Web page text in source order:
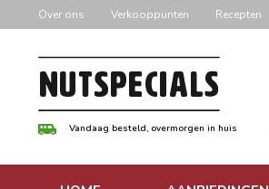
naar
inhoud
Over ons Verkooppunten Recepten
Vandaag besteld, overmorgen in huis